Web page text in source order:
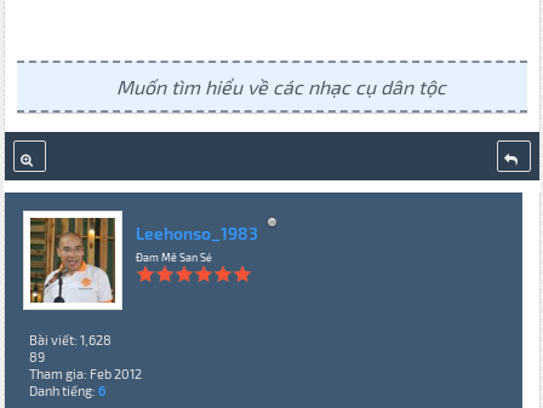
Muốn tìm hiểu về các nhạc cụ dân tộc
Leehonso_1983
Đam Mê San Sẻ
Bài viết: 1,628
89
Tham gia: Feb 2012
Danh tiếng: 6